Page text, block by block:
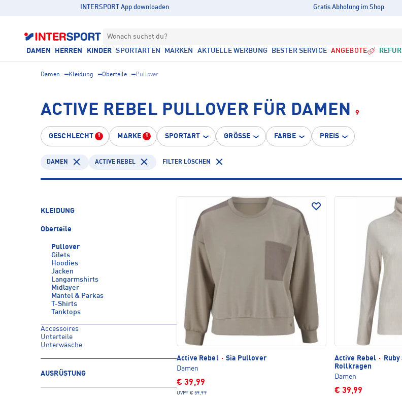
INTERSPORT App downloaden Gratis Abholung im Shop
Wonach suchst du?
DAMEN HERREN KINDER SPORTARTEN MARKEN AKTUELLE WERBUNG BESTER SERVICE ANGEBOTE
Damen Kleidung Oberteile Pullover
ACTIVE REBEL PULLOVER FÜR DAMEN 9
GESCHLECHT 1 MARKE 1 SPORTART GRÖSSE FARBE PREIS
DAMEN ACTIVE REBEL FILTER LÖSCHEN
KLEIDUNG
Oberteile
Pullover
Gilets
Hoodies
Jacken
Langarmshirts
Midlayer
Mäntel & Parkas
T-Shirts
Tanktops
Accessoires
Unterteile
Unterwäsche
AUSRÜSTUNG
Active Rebel · Sia Pullover
Damen
€ 39,99
UVP* € 59,99
Active Rebel ·
Rollkragen
Damen
€ 39,99